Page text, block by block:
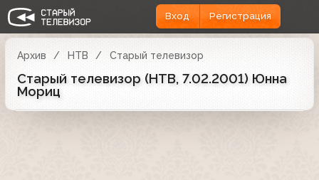
Вход Регистрация
Архив НТВ Старый телевизор
Старый телевизор (НТВ, 7.02.2001) Юнна
Мориц